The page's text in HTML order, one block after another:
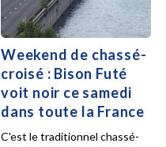
Weekend de chassé-
croisé : Bison Futé
voit noir ce samedi
dans toute la France
C'est le traditionnel chassé-